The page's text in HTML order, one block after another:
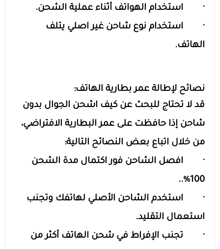
· استخدام الهواتف أثناء عملية الشحن.
· استخدام نوع شاحن غير اصلي يتلف
الهاتف.
نصائح لإطالة عمر بطارية الهاتف:
قد لا تحتاج للبحث عن كيف اشحن الجوال بدون
شاحن إذا حافظت على عمر البطارية الافتراضي،
من خلال اتباع بعض النصائح التالية:
· افصل الشاحن فور اكتمال مدة الشحن
100%..
· استخدم الشاحن الأصلي لهاتفك وتجنب
استعمال التقليد.
· تجنب الإفراط في شحن الهاتف أكثر من